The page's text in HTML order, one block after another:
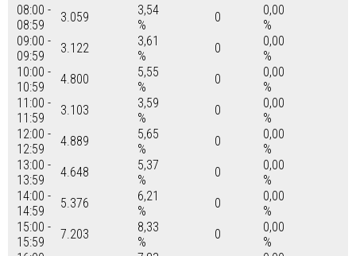
08:00 -
08:59
3.059
3,54
%
0
0,00
%
09:00 -
09:59
3.122
3,61
%
0
0,00
%
10:00 -
10:59
4.800
5,55
%
0
0,00
%
11:00 -
11:59
3.103
3,59
%
0
0,00
%
12:00 -
12:59
4.889
5,65
%
0
0,00
%
13:00 -
13:59
4.648
5,37
%
0
0,00
%
14:00 -
14:59
5.376
6,21
%
0
0,00
%
15:00 -
15:59
7.203
8,33
%
0
0,00
%